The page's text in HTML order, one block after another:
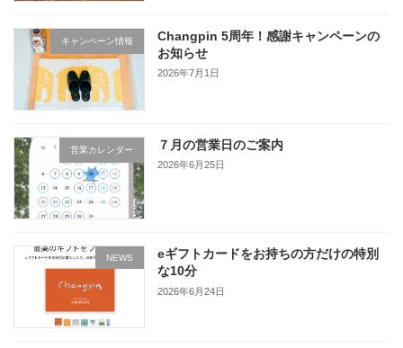
キャンペーン情報
Changpin 5周年！感謝キャンペーンの
お知らせ
2026年7月1日
営業カレンダー ７月の営業日のご案内
2026年6月25日
NEWS
eギフトカードをお持ちの方だけの特別
な10分
2026年6月24日